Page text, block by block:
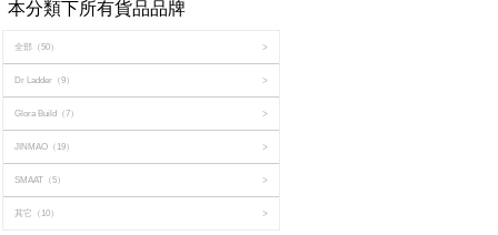
本分類下所有貨品品牌
全部 （50） >
Dr Ladder （9） >
Glora Build （7） >
JINMAO （19） >
SMAAT （5） >
其它 （10） >